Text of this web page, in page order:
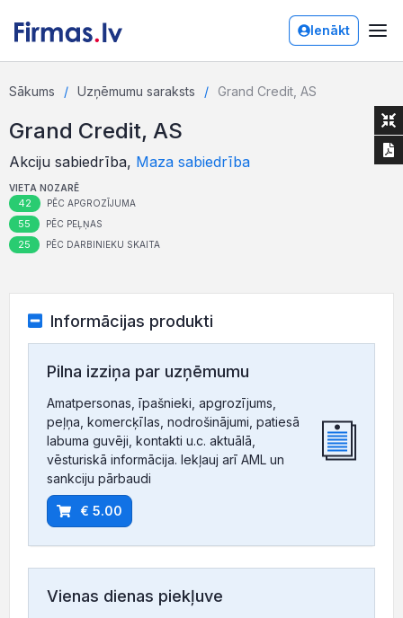
Ienākt
Sākums Uzņēmumu saraksts Grand Credit, AS
Grand Credit, AS
Akciju sabiedrība, Maza sabiedrība
VIETA NOZARĒ
42 PĒC APGROZĪJUMA
55 PĒC PEĻŅAS
25 PĒC DARBINIEKU SKAITA
Informācijas produkti
Pilna izziņa par uzņēmumu
Amatpersonas, īpašnieki, apgrozījums,
peļņa, komercķīlas, nodrošinājumi, patiesā
labuma guvēji, kontakti u.c. aktuālā,
vēsturiskā informācija. Iekļauj arī AML un
sankciju pārbaudi
€ 5.00
Vienas dienas piekļuve